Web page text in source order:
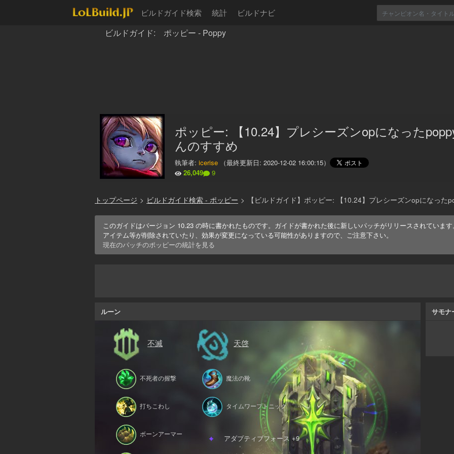
ビルドガイド検索 統計 ビルドナビ
ビルドガイド: ポッピー - Poppy
ポッピー: 【10.24】プレシーズンopになった
んのすすめ
執筆者: icerise （最終更新日: 2020-12-02 16:00:15）
26,049
9
トップページ > ビルドガイド検索 - ポッピー > 【ビルドガイド】ポッピー: 【10.24】プレシーズンopになった
このガイドはバージョン 10.23 の時に書かれたものです。ガイドが書かれた後に新しいパッチがリリースされていま
アイテム等が削除されていたり、効果が変更になっている可能性がありますので、ご注意下さい。
現在のパッチのポッピーの統計を見る
ルーン
不滅
不死者の握撃
打ちこわし
ボーンアーマー
天啓
魔法の靴
タイムワープトニック
アダプティブフォース +9
サモナ